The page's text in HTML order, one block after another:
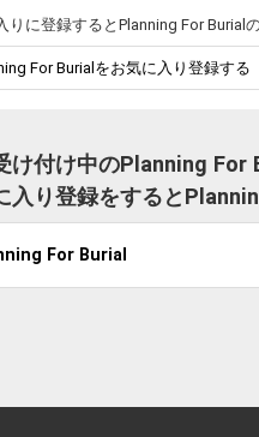
りに登録するとPlanning For Burial
For Burialをお気に入り登録する
け付け中のPlanning For
入り登録をすると
For Burial